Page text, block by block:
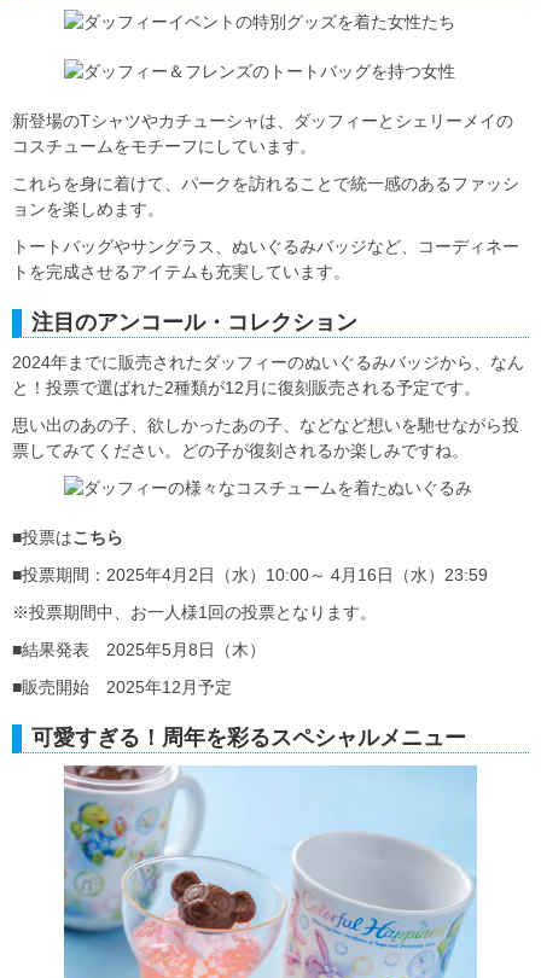
新登場のTシャツやカチューシャは、ダッフィーとシェリーメイの
コスチュームをモチーフにしています。
これらを身に着けて、パークを訪れることで統一感のあるファッシ
ョンを楽しめます。
トートバッグやサングラス、ぬいぐるみバッジなど、コーディネー
トを完成させるアイテムも充実しています。
注目のアンコール・コレクション
2024年までに販売されたダッフィーのぬいぐるみバッジから、なん
と！投票で選ばれた2種類が12月に復刻販売される予定です。
思い出のあの子、欲しかったあの子、などなど想いを馳せながら投
票してみてください。どの子が復刻されるか楽しみですね。
■投票はこちら
■投票期間：2025年4月2日（水）10:00～ 4月16日（水）23:59
※投票期間中、お一人様1回の投票となります。
■結果発表 2025年5月8日（木）
■販売開始 2025年12月予定
可愛すぎる！周年を彩るスペシャルメニュー